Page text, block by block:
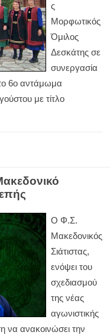
ς
Μορφωτικός
Όμιλος
Δεσκάτης σε
συνεργασία
6ο αντάμωμα
με τίτλο
Ο Φ.Σ.
Μακεδονικός
Σιάτιστας,
ενόψει του
σχεδιασμού
της νέας
αγωνιστικής
να ανακοινώσει την